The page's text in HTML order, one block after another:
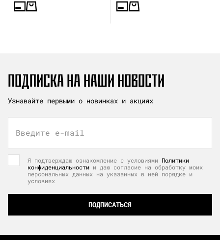
ПОДПИСКА НА НАШИ НОВОСТИ
Узнавайте первыми о новинках и акциях
Введите e-mail
Я подтверждаю ознакомление с условиями Политики
конфиденциальности и даю согласие на обработку моих
персональных данных на указанных в ней порядке и
условиях
ПОДПИСАТЬСЯ